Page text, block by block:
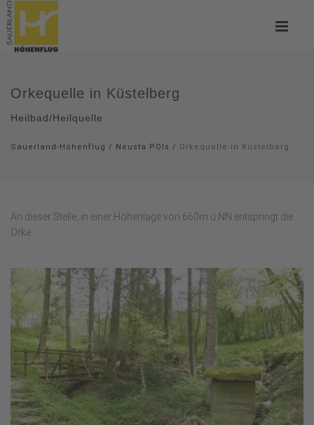
Orkequelle in Küstelberg
Heilbad/Heilquelle
Sauerland-Höhenflug / Neusta POIs / Orkequelle in Küstelberg
An dieser Stelle, in einer Höhenlage von 660m ü.NN entspringt die
Orke